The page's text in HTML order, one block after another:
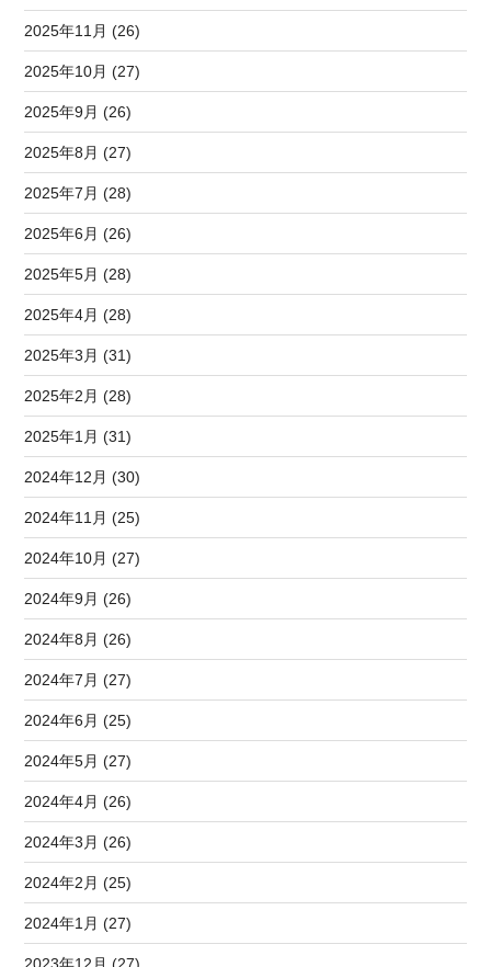
2025年11月 (26)
2025年10月 (27)
2025年9月 (26)
2025年8月 (27)
2025年7月 (28)
2025年6月 (26)
2025年5月 (28)
2025年4月 (28)
2025年3月 (31)
2025年2月 (28)
2025年1月 (31)
2024年12月 (30)
2024年11月 (25)
2024年10月 (27)
2024年9月 (26)
2024年8月 (26)
2024年7月 (27)
2024年6月 (25)
2024年5月 (27)
2024年4月 (26)
2024年3月 (26)
2024年2月 (25)
2024年1月 (27)
2023年12月 (27)